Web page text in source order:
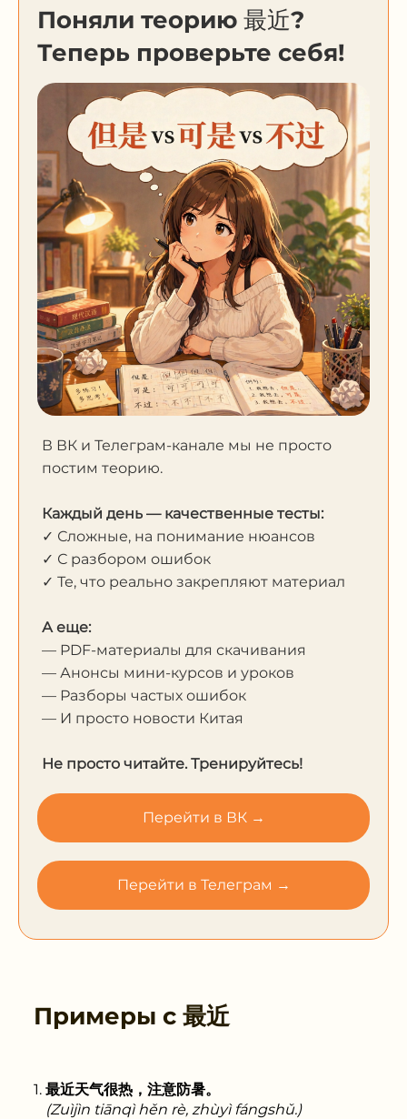
Поняли теорию 最近?
Теперь проверьте себя!
В ВК и Телеграм-канале мы не просто
постим теорию.
Каждый день — качественные тесты:
✓ Сложные, на понимание нюансов
✓ С разбором ошибок
✓ Те, что реально закрепляют материал
А еще:
— PDF-материалы для скачивания
— Анонсы мини-курсов и уроков
— Разборы частых ошибок
— И просто новости Китая
Не просто читайте. Тренируйтесь!
Перейти в ВК →
Перейти в Телеграм →
Примеры с 最近
最近天气很热，注意防暑。
(Zuìjìn tiānqì hěn rè, zhùyì fángshǔ.)